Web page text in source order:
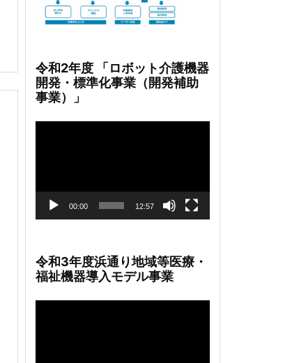
令和2年度 「ロボット介護機器
開発・標準化事業（開発補助
事業）」
ヤ
00:00 12:57
令和3年度浜通り地域等医療・
福祉機器導入モデル事業